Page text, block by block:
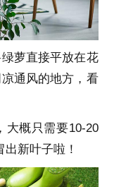
萝直接平放在花
通风的地方，看
概只需要10-20
新叶子啦！